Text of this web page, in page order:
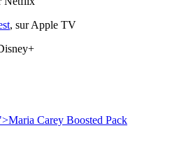
, sur Apple TV
Maria Carey Boosted Pack